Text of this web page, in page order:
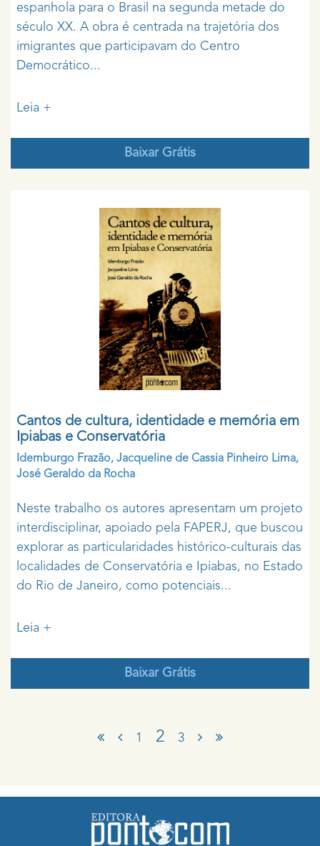
espanhola para o Brasil na segunda metade do
século XX. A obra é centrada na trajetória dos
imigrantes que participavam do Centro
Democrático...
Leia +
Baixar Grátis
Cantos de cultura, identidade e memória em
Ipiabas e Conservatória
Idemburgo Frazão, Jacqueline de Cassia Pinheiro Lima,
José Geraldo da Rocha
Neste trabalho os autores apresentam um projeto
interdisciplinar, apoiado pela FAPERJ, que buscou
explorar as particularidades histórico-culturais das
localidades de Conservatória e Ipiabas, no Estado
do Rio de Janeiro, como potenciais...
Leia +
Baixar Grátis
1 2 3